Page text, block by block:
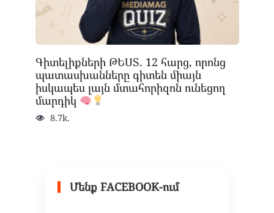
Գիտելիքների ԹԵՍՏ. 12 հարց, որոնց
պատասխանները գիտեն միայն
իսկապես լայն մտահորիզոն ունեցող
մարդիկ
8.7k.
Մենք FACEBOOK-ում